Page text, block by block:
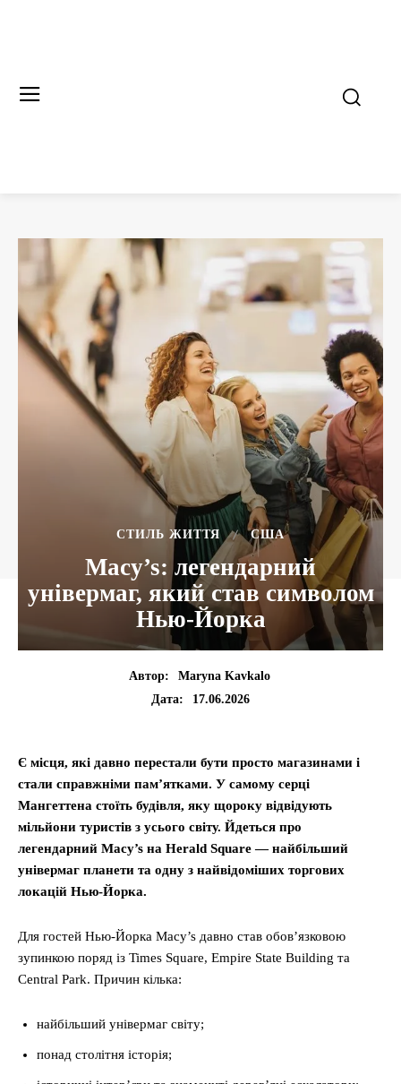
СТИЛЬ ЖИТТЯ США
Macy’s: легендарний
універмаг, який став символом
Нью-Йорка
Автор:
Maryna Kavkalo
Дата:
17.06.2026
Є місця, які давно перестали бути просто магазинами і
стали справжніми пам’ятками. У самому серці
Мангеттена стоїть будівля, яку щороку відвідують
мільйони туристів з усього світу. Йдеться про
легендарний Macy’s на Herald Square — найбільший
універмаг планети та одну з найвідоміших торгових
локацій Нью-Йорка.
Для гостей Нью-Йорка Macy’s давно став обов’язковою
зупинкою поряд із Times Square, Empire State Building та
Central Park. Причин кілька:
найбільший універмаг світу;
понад столітня історія;